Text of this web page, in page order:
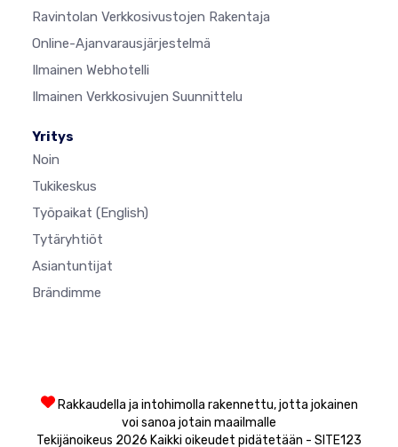
Ravintolan Verkkosivustojen Rakentaja
Online-Ajanvarausjärjestelmä
Ilmainen Webhotelli
Ilmainen Verkkosivujen Suunnittelu
Yritys
Noin
Tukikeskus
Työpaikat (English)
Tytäryhtiöt
Asiantuntijat
Brändimme
Rakkaudella ja intohimolla rakennettu, jotta jokainen
voi sanoa jotain maailmalle
Tekijänoikeus 2026 Kaikki oikeudet pidätetään - SITE123